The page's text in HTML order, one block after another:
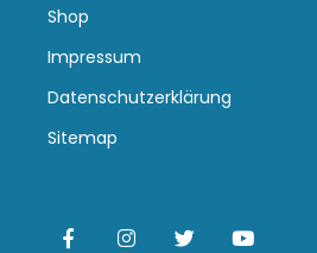
Shop
Impressum
Datenschutzerklärung
Sitemap